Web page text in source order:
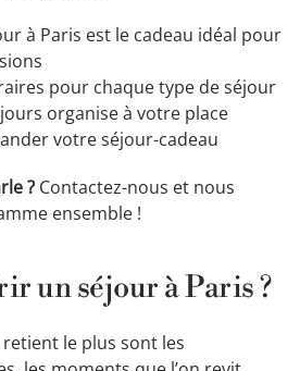
à Paris est le cadeau idéal pour
pour chaque type de séjour
organise à votre place
votre séjour-cadeau
? Contactez-nous et nous
ensemble !
un séjour à Paris ?
retient le plus sont les